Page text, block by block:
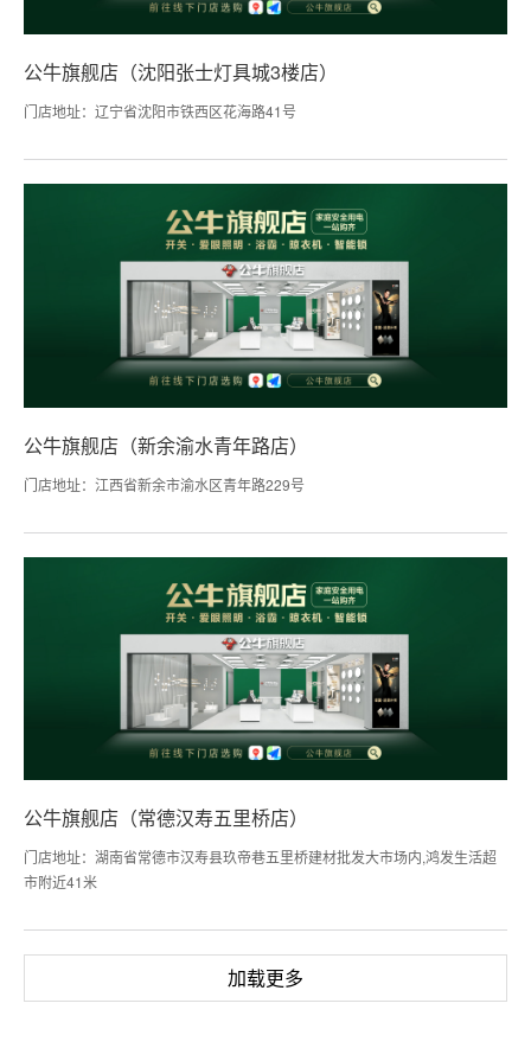
公牛旗舰店（沈阳张士灯具城3楼店）
门店地址：辽宁省沈阳市铁西区花海路41号
公牛旗舰店（新余渝水青年路店）
门店地址：江西省新余市渝水区青年路229号
公牛旗舰店（常德汉寿五里桥店）
门店地址：湖南省常德市汉寿县玖帝巷五里桥建材批发大市场内,鸿发生活超
市附近41米
加载更多